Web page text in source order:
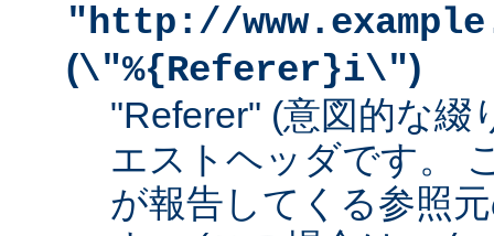
"http://
(\"%{Referer}i\")
"Referer" (意図的な綴
エストヘッダです。
が報告してくる参照